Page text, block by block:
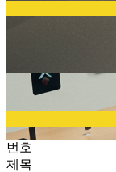
번호
제목